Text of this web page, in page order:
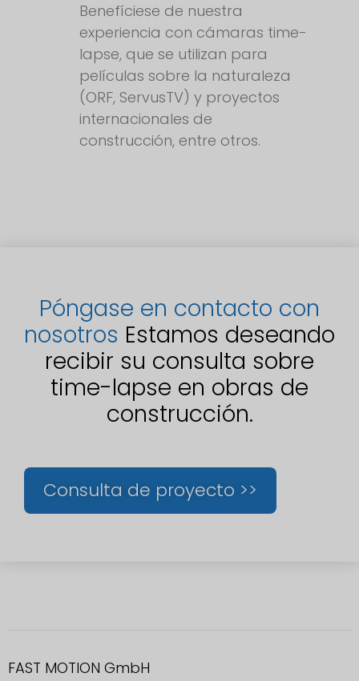
Benefíciese de nuestra
experiencia con cámaras time-
lapse, que se utilizan para
películas sobre la naturaleza
(ORF, ServusTV) y proyectos
internacionales de
construcción, entre otros.
Póngase en contacto con
nosotros Estamos deseando
recibir su consulta sobre
time-lapse en obras de
construcción.
Consulta de proyecto >>
FAST MOTION GmbH